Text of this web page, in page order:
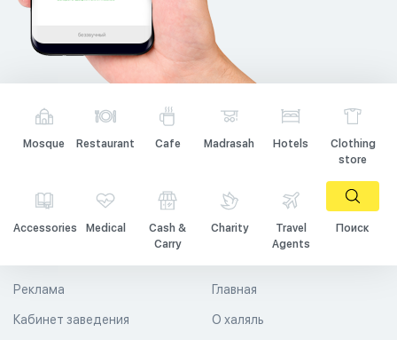
Mosque Restaurant Cafe Madrasah Hotels
Clothing
store
Accessories Medical
Cash &
Carry
Charity
Travel
Agents
Поиск
Главная
О халяль
Реклама
Кабинет заведения